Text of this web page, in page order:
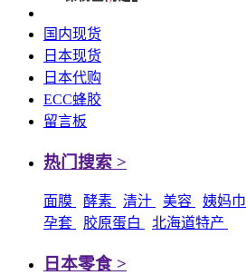
国内现货
日本现货
日本代购
ECC蜂胶
留言板
热门搜索 >
面膜 酵素 清汁 美容 姨妈巾
孕套
胶原蛋白 北海道特产
日本零食 >